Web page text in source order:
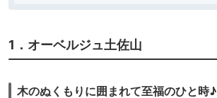
1．オーベルジュ土佐山
木のぬくもりに囲まれて至福のひと時♪